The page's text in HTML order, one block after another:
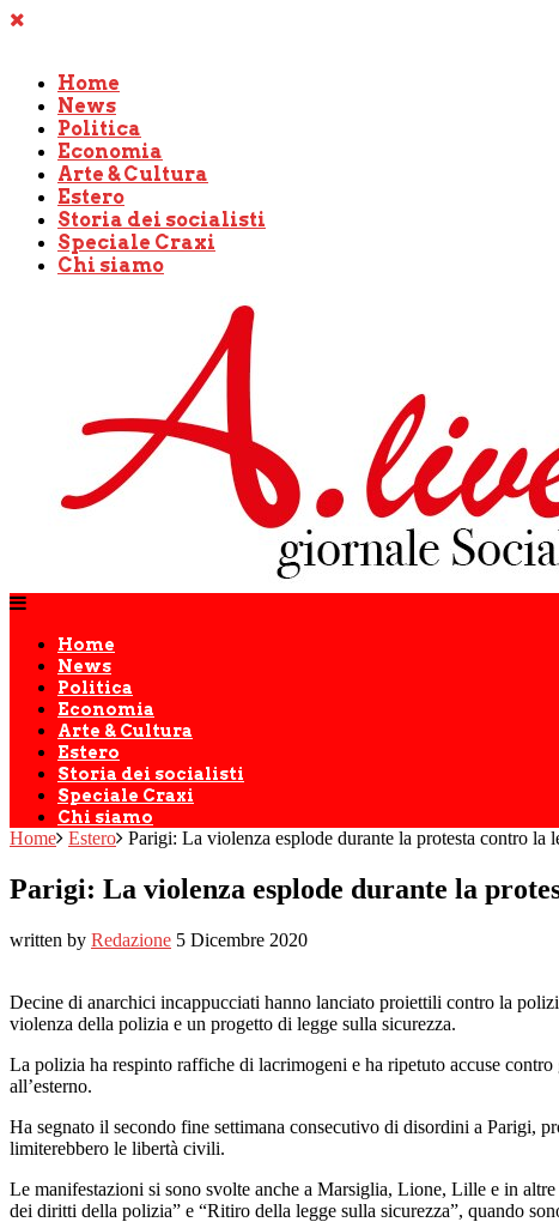
Home
News
Politica
Economia
Arte & Cultura
Estero
Storia dei socialisti
Speciale Craxi
Chi siamo
Home
News
Politica
Economia
Arte & Cultura
Estero
Storia dei socialisti
Speciale Craxi
Chi siamo
Home Estero Parigi: La violenza esplode durante la protesta contro la
Parigi: La violenza esplode durante la
written by Redazione 5 Dicembre 2020
Decine di anarchici incappucciati hanno lanciato proiettili contro la
violenza della polizia e un progetto di legge sulla sicurezza.
La polizia ha respinto raffiche di lacrimogeni e ha ripetuto accuse
all’esterno.
Ha segnato il secondo fine settimana consecutivo di disordini a Parigi,
limiterebbero le libertà civili.
Le manifestazioni si sono svolte anche a Marsiglia, Lione, Lille e in
dei diritti della polizia” e “Ritiro della legge sulla sicurezza”, quando